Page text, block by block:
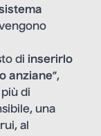
di inserirlo
anziane”,
di
una
al